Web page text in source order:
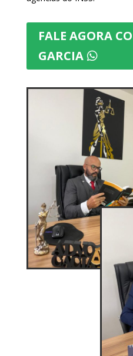
FALE AGORA
GARCIA